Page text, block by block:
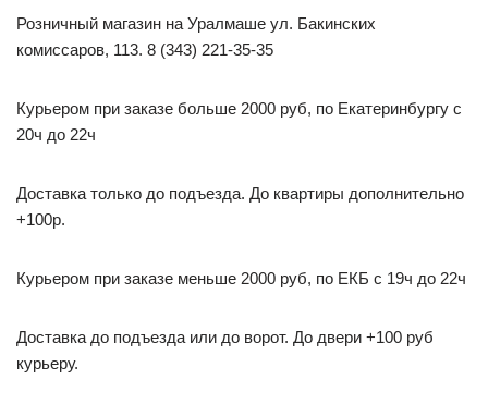
Розничный магазин на Уралмаше ул. Бакинских
комиссаров, 113. 8 (343) 221-35-35
Курьером при заказе больше 2000 руб, по Екатеринбургу с
20ч до 22ч
Доставка только до подъезда. До квартиры дополнительно
+100р.
Курьером при заказе меньше 2000 руб, по ЕКБ с 19ч до 22ч
Доставка до подъезда или до ворот. До двери +100 руб
курьеру.